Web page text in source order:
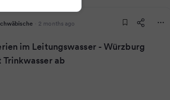
· 2 months ago
im Leitungswasser - Würzburg
Trinkwasser ab